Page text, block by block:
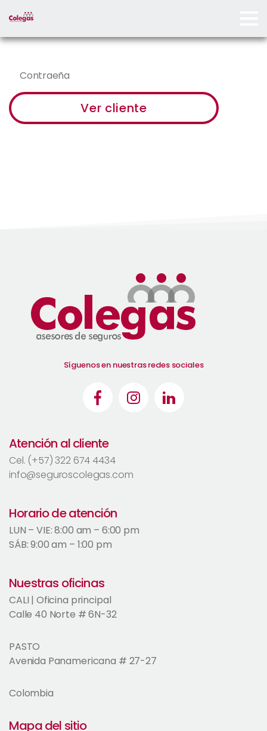
Síguenos en nuestras redes sociales
Atención al cliente
Cel. (+57) 322 674 4434
info@seguroscolegas.com
Horario de atención
LUN – VIE: 8:00 am – 6:00 pm
SÁB: 9:00 am – 1:00 pm
Nuestras oficinas
CALI | Oficina principal
Calle 40 Norte # 6N-32
PASTO
Avenida Panamericana # 27-27
Colombia
Mapa del sitio